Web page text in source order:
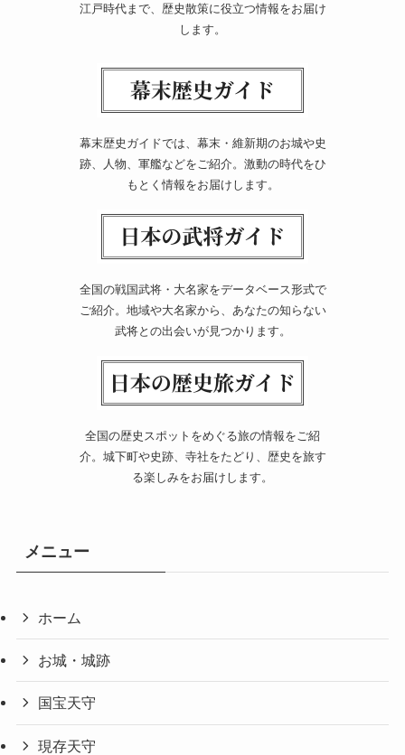
江戸時代まで、歴史散策に役立つ情報をお届け
します。
幕末歴史ガイドでは、幕末・維新期のお城や史
跡、人物、軍艦などをご紹介。激動の時代をひ
もとく情報をお届けします。
全国の戦国武将・大名家をデータベース形式で
ご紹介。地域や大名家から、あなたの知らない
武将との出会いが見つかります。
全国の歴史スポットをめぐる旅の情報をご紹
介。城下町や史跡、寺社をたどり、歴史を旅す
る楽しみをお届けします。
メニュー
ホーム
お城・城跡
国宝天守
現存天守